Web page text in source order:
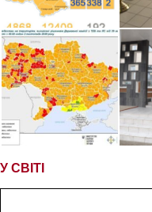
У СВІТІ